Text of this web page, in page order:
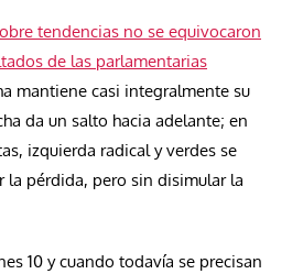
tendencias no se equivocaron
de las parlamentarias
mantiene casi integralmente su
da un salto hacia adelante; en
izquierda radical y verdes se
la pérdida, pero sin disimular la
10 y cuando todavía se precisan